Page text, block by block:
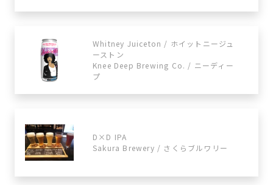
Whitney Juiceton / ホイットニージュ
ーストン
Knee Deep Brewing Co. / ニーディー
プ
D×D IPA
Sakura Brewery / さくらブルワリー